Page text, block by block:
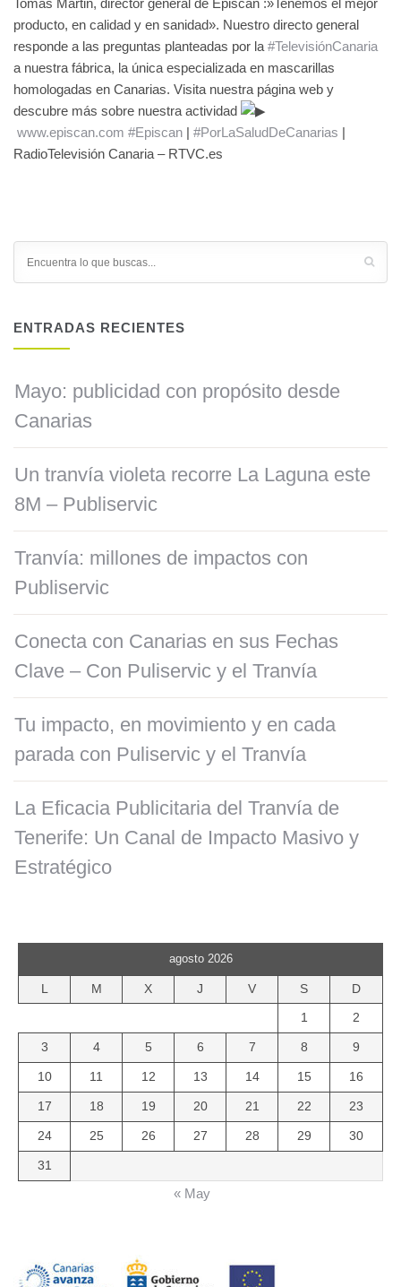
producto, en calidad y en sanidad». Nuestro directo general
responde a las preguntas planteadas por la #TelevisiónCanaria
a nuestra fábrica, la única especializada en mascarillas
homologadas en Canarias. Visita nuestra página web y
descubre más sobre nuestra actividad
www.episcan.com #Episcan | #PorLaSaludDeCanarias |
RadioTelevisión Canaria – RTVC.es
ENTRADAS RECIENTES
Mayo: publicidad con propósito desde
Canarias
Un tranvía violeta recorre La Laguna este
8M – Publiservic
Tranvía: millones de impactos con
Publiservic
Conecta con Canarias en sus Fechas
Clave – Con Puliservic y el Tranvía
Tu impacto, en movimiento y en cada
parada con Puliservic y el Tranvía
La Eficacia Publicitaria del Tranvía de
Tenerife: Un Canal de Impacto Masivo y
Estratégico
agosto 2026
L M X J V S D
1 2
3 4 5 6 7 8 9
10 11 12 13 14 15 16
17 18 19 20 21 22 23
24 25 26 27 28 29 30
31
« May